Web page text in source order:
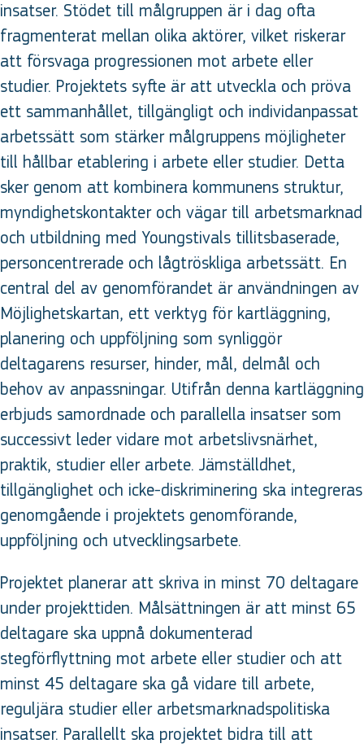
insatser. Stödet till målgruppen är i dag ofta
fragmenterat mellan olika aktörer, vilket riskerar
att försvaga progressionen mot arbete eller
studier. Projektets syfte är att utveckla och pröva
ett sammanhållet, tillgängligt och individanpassat
arbetssätt som stärker målgruppens möjligheter
till hållbar etablering i arbete eller studier. Detta
sker genom att kombinera kommunens struktur,
myndighetskontakter och vägar till arbetsmarknad
och utbildning med Youngstivals tillitsbaserade,
personcentrerade och lågtröskliga arbetssätt. En
central del av genomförandet är användningen av
Möjlighetskartan, ett verktyg för kartläggning,
planering och uppföljning som synliggör
deltagarens resurser, hinder, mål, delmål och
behov av anpassningar. Utifrån denna kartläggning
erbjuds samordnade och parallella insatser som
successivt leder vidare mot arbetslivsnärhet,
praktik, studier eller arbete. Jämställdhet,
tillgänglighet och icke-diskriminering ska integreras
genomgående i projektets genomförande,
uppföljning och utvecklingsarbete.
Projektet planerar att skriva in minst 70 deltagare
under projekttiden. Målsättningen är att minst 65
deltagare ska uppnå dokumenterad
stegförflyttning mot arbete eller studier och att
minst 45 deltagare ska gå vidare till arbete,
reguljära studier eller arbetsmarknadspolitiska
insatser. Parallellt ska projektet bidra till att